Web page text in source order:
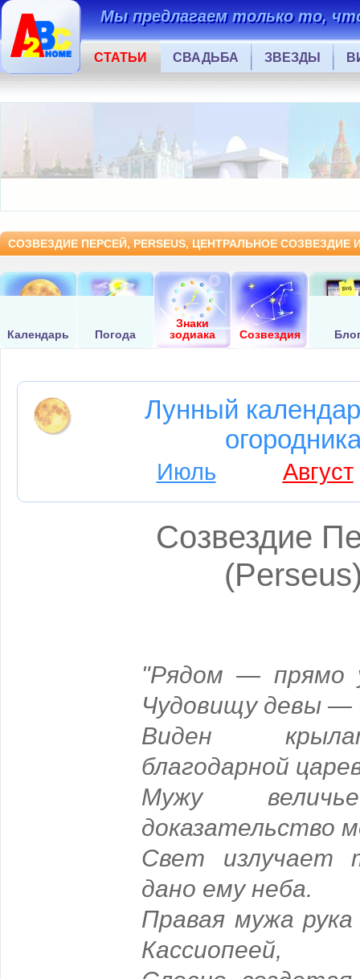
Мы предлагаем только то,
СТАТЬИ СВАДЬБА ЗВЕЗДЫ
СОЗВЕЗДИЕ ПЕРСЕЙ, PERSEUS, ЦЕНТРАЛЬНОЕ
Календарь Погода
Знаки
зодиака
Созвездия
Лунный
Июль Август
Созвездие
"Рядом — прямо
Чудовищу девы —
Виден
благодарной
Мужу
доказательство
Свет излучает
дано ему неба.
Правая мужа
Кассиопеей,